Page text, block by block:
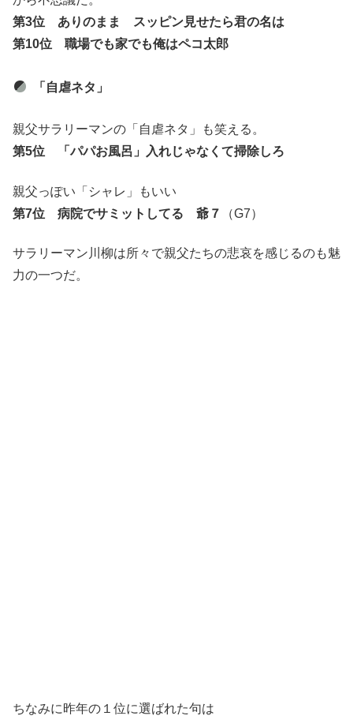
第3位 ありのまま スッピン見せたら君の名は
第10位 職場でも家でも俺はペコ太郎
「自虐ネタ」
親父サラリーマンの「自虐ネタ」も笑える。
第5位 「パパお風呂」入れじゃなくて掃除しろ
親父っぽい「シャレ」もいい
第7位 病院でサミットしてる 爺７
（G7）
サラリーマン川柳は所々で親父たちの悲哀を感じるのも魅
力の一つだ。
ちなみに昨年の１位に選ばれた句は